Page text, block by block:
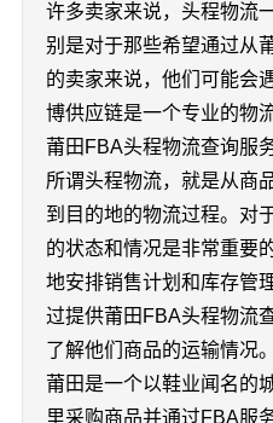
许多卖家来说，头程物流
别是对于那些希望通过从
的卖家来说，他们可能会
博供应链是一个专业的物
莆田FBA头程物流查询服务
所谓头程物流，就是从商
到目的地的物流过程。对
的状态和情况是非常重要
地安排销售计划和库存管
过提供莆田FBA头程物流
了解他们商品的运输情况。
莆田是一个以鞋业闻名的
里采购商品并通过FBA服